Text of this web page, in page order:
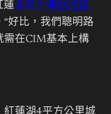
蓮油氣分離器改良
好比，我們聰明路
需在CIM基本上構